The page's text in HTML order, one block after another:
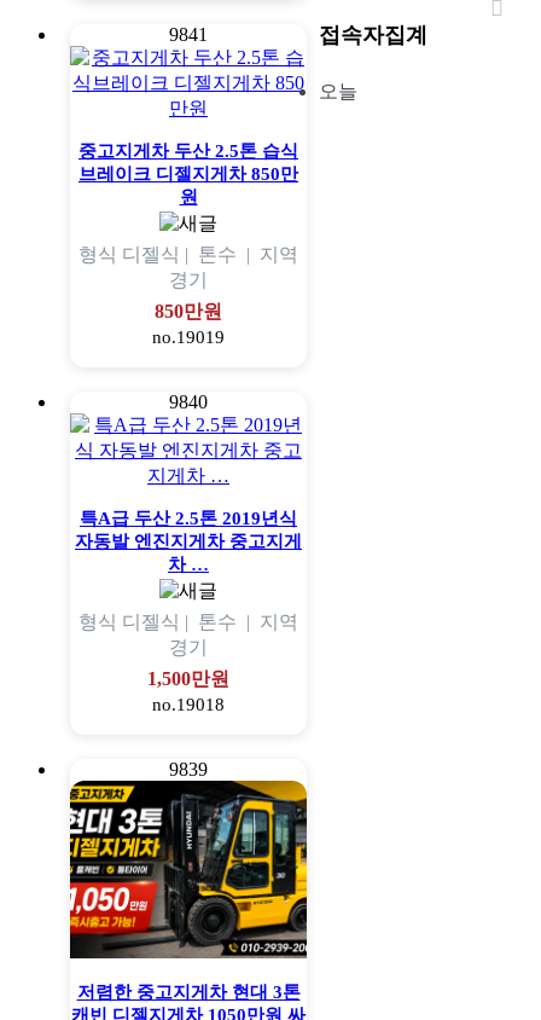
9841
중고지게차 두산 2.5톤 습식
브레이크 디젤지게차 850만
원
형식 디젤식 | 톤수 | 지역
경기
850만원
no.19019
9840
특A급 두산 2.5톤 2019년식
자동발 엔진지게차 중고지게
차 …
형식 디젤식 | 톤수 | 지역
경기
1,500만원
no.19018
9839
저렴한 중고지게차 현대 3톤
캐빈 디젤지게차 1050만원 싸
접속자집계
오늘